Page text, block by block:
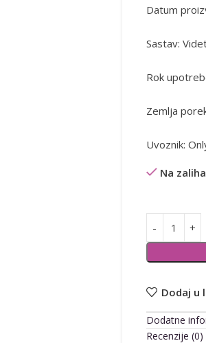
Datum
Sastav:
Rok
Zemlja
Uvoznik:
Na
Alternative:
Dodaj u
Dodatne
Recenzije (0)